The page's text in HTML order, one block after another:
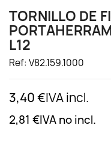
TORNILLO DE
L12
Ref: V82.159.1000
3,40 €IVA incl.
2,81 €IVA no incl.